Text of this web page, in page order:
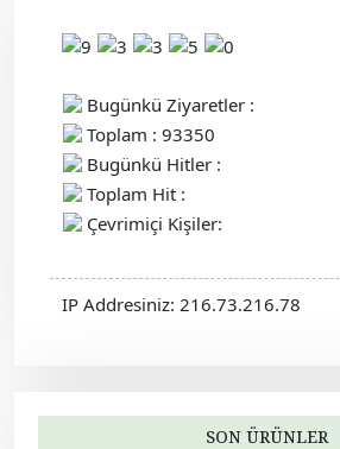
Bugünkü Ziyaretler :
Toplam : 93350
Bugünkü Hitler :
Toplam Hit :
Çevrimiçi Kişiler:
IP Addresiniz: 216.73.216.78
SON ÜRÜNLER